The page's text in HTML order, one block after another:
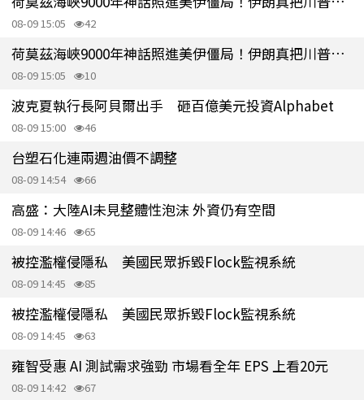
08-09 15:05 42
荷莫茲海峽9000年神話照進美伊僵局！伊朗真把川普逼入死角？
08-09 15:05 10
波克夏執行長阿貝爾出手 砸百億美元投資Alphabet
08-09 15:00 46
台塑石化連兩週油價不調整
08-09 14:54 66
高盛：大陸AI未見整體性泡沫 外資仍有空間
08-09 14:46 65
被控濫權侵隱私 美國民眾拆毀Flock監視系統
08-09 14:45 85
被控濫權侵隱私 美國民眾拆毀Flock監視系統
08-09 14:45 63
雍智受惠 AI 測試需求強勁 市場看全年 EPS 上看20元
08-09 14:42 67